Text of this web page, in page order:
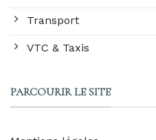
Transport
VTC & Taxis
PARCOURIR LE SITE